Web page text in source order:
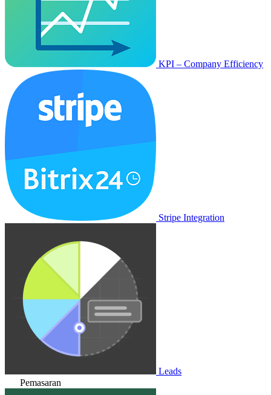
KPI – Company Efficiency
Stripe Integration
Leads
Pemasaran